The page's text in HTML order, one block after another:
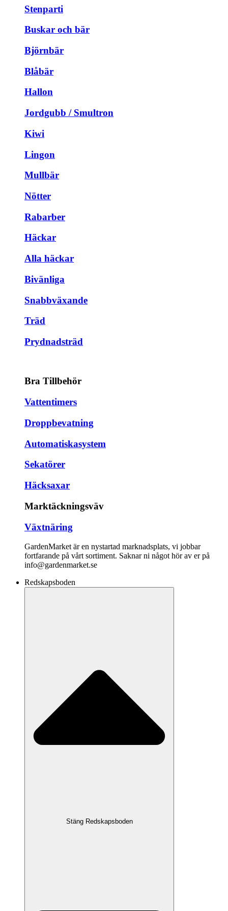
Stenparti
Buskar och bär
Björnbär
Blåbär
Hallon
Jordgubb / Smultron
Kiwi
Lingon
Mullbär
Nötter
Rabarber
Häckar
Alla häckar
Bivänliga
Snabbväxande
Träd
Prydnadsträd
Bra Tillbehör
Vattentimers
Droppbevatning
Automatiskasystem
Sekatörer
Häcksaxar
Marktäckningsväv
Växtnäring
GardenMarket är en nystartad marknadsplats, vi jobbar
fortfarande på vårt sortiment. Saknar ni något hör av er på
info@gardenmarket.se
Redskapsboden
Stäng Redskapsboden